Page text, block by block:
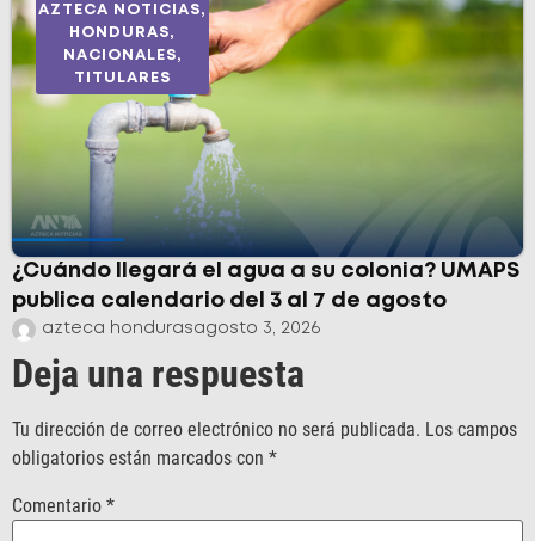
AZTECA NOTICIAS,
HONDURAS,
NACIONALES,
TITULARES
¿Cuándo llegará el agua a su colonia? UMAPS
publica calendario del 3 al 7 de agosto
azteca hondurasagosto 3, 2026
Deja una respuesta
Tu dirección de correo electrónico no será publicada. Los campos
obligatorios están marcados con *
Comentario *